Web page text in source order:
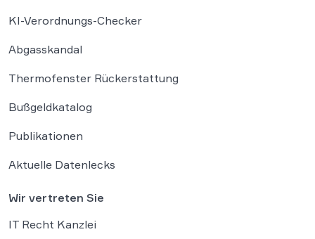
KI-Verordnungs-Checker
Abgasskandal
Thermofenster Rückerstattung
Bußgeldkatalog
Publikationen
Aktuelle Datenlecks
Wir vertreten Sie
IT Recht Kanzlei